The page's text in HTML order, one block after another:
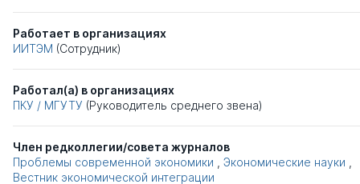
Работает в организациях
ИИТЭМ (Сотрудник)
Работал(а) в организациях
ПКУ / МГУТУ (Руководитель среднего звена)
Член редколлегии/совета журналов
Проблемы современной экономики
Экономические науки
Вестник экономической интеграции